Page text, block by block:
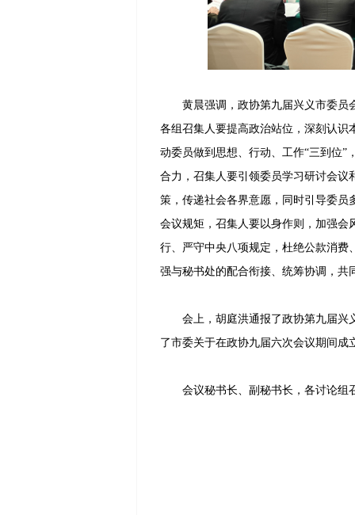
黄晨强调，政协第九届兴义市委员
各组召集人要提高政治站位，深刻认识
动委员做到思想、行动、工作“三到位
合力，召集人要引领委员学习研讨会议
策，传递社会各界意愿，同时引导委员
会议规矩，召集人要以身作则，加强会
行、严守中央八项规定，杜绝公款消费
强与秘书处的配合衔接、统筹协调，共
会上，胡庭洪通报了政协第九届兴
了市委关于在政协九届六次会议期间成
会议秘书长、副秘书长，各讨论组